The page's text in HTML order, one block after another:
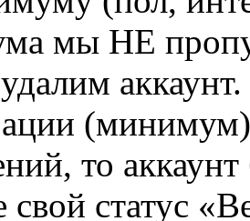
мы НЕ
то
свой статус